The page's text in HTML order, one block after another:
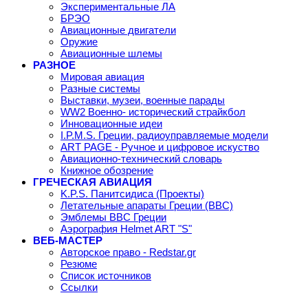
Экспериментальные ЛА
БРЭО
Авиационные двигатели
Оружие
Авиационные шлемы
РАЗНОЕ
Мировая авиация
Разные системы
Выставки, музеи, военные парады
WW2 Военно- исторический страйкбол
Инновационные идеи
I.P.M.S. Греции, радиоуправляемые модели
ART PAGE - Ручное и цифровое искуство
Авиационно-технический словарь
Книжное обозрение
ГРЕЧЕСКАЯ АВИАЦИЯ
K.P.S. Панитсидиса (Проекты)
Летательные апараты Греции (ВВС)
Эмблемы ВВС Греции
Аэрография Helmet ART "S"
ВЕБ-МАСТЕР
Авторское право - Redstar.gr
Резюме
Список источников
Ссылки